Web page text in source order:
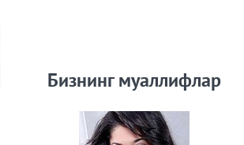
Бизнинг муаллифлар